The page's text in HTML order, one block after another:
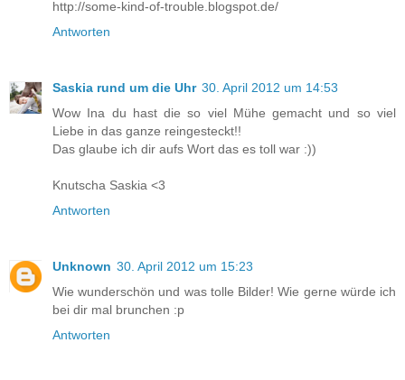
http://some-kind-of-trouble.blogspot.de/
Antworten
Saskia rund um die Uhr 30. April 2012 um 14:53
Wow Ina du hast die so viel Mühe gemacht und so viel
Liebe in das ganze reingesteckt!!
Das glaube ich dir aufs Wort das es toll war :))
Knutscha Saskia <3
Antworten
Unknown 30. April 2012 um 15:23
Wie wunderschön und was tolle Bilder! Wie gerne würde ich
bei dir mal brunchen :p
Antworten